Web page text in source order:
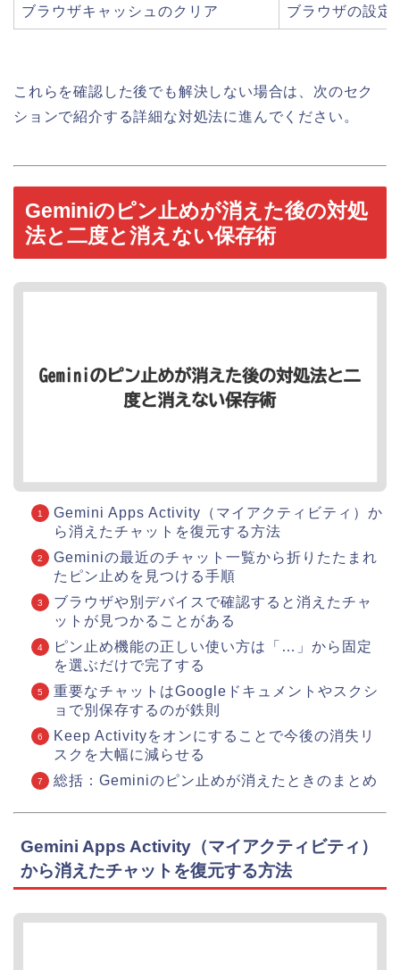
ブラウザキャッシュのクリア ブラウザの設定
これらを確認した後でも解決しない場合は、次のセク
ションで紹介する詳細な対処法に進んでください。
Geminiのピン止めが消えた後の対処
法と二度と消えない保存術
Gemini Apps Activity（マイアクティビティ）か
ら消えたチャットを復元する方法
Geminiの最近のチャット一覧から折りたたまれ
たピン止めを見つける手順
ブラウザや別デバイスで確認すると消えたチャ
ットが見つかることがある
ピン止め機能の正しい使い方は「…」から固定
を選ぶだけで完了する
重要なチャットはGoogleドキュメントやスクシ
ョで別保存するのが鉄則
Keep Activityをオンにすることで今後の消失リ
スクを大幅に減らせる
総括：Geminiのピン止めが消えたときのまとめ
Gemini Apps Activity（マイアクティビティ）
から消えたチャットを復元する方法